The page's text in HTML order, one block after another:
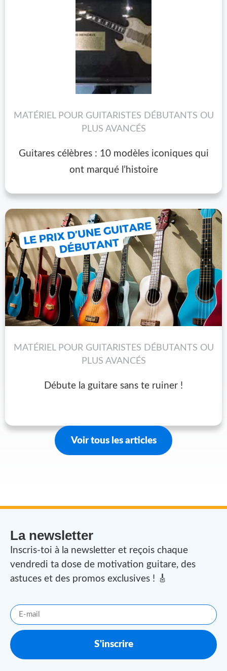
MATÉRIEL POUR GUITARISTES DÉBUTANTS OU
PLUS AVANCÉS
Guitares célèbres : 10 modèles iconiques qui
ont marqué l’histoire
MATÉRIEL POUR GUITARISTES DÉBUTANTS OU
PLUS AVANCÉS
Débute la guitare sans te ruiner !
Voir tous les articles
La newsletter
Inscris-toi à la newsletter et reçois chaque
vendredi ta dose de motivation guitare, des
astuces et des promos exclusives ! 🎸
S'inscrire